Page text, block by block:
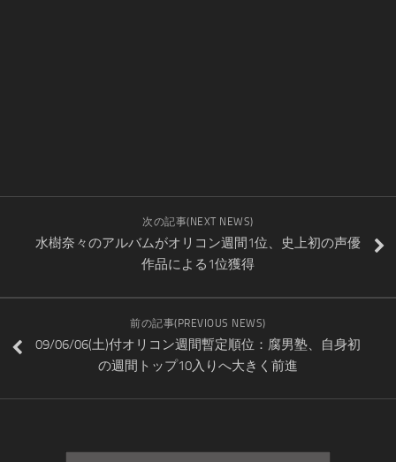
次の記事(NEXT NEWS)
水樹奈々のアルバムがオリコン週間1位、史上初の声優
作品による1位獲得
前の記事(PREVIOUS NEWS)
09/06/06(土)付オリコン週間暫定順位：腐男塾、自身初
の週間トップ10入りへ大きく前進